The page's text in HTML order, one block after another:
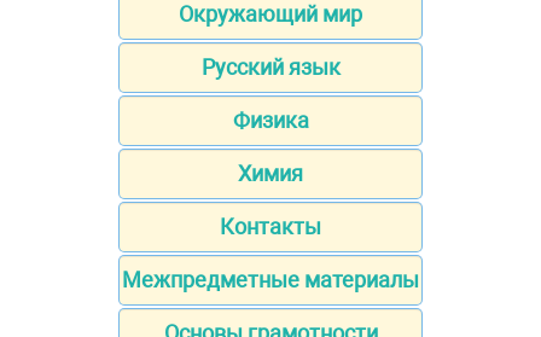
Окружающий мир
Русский язык
Физика
Химия
Контакты
Межпредметные материалы